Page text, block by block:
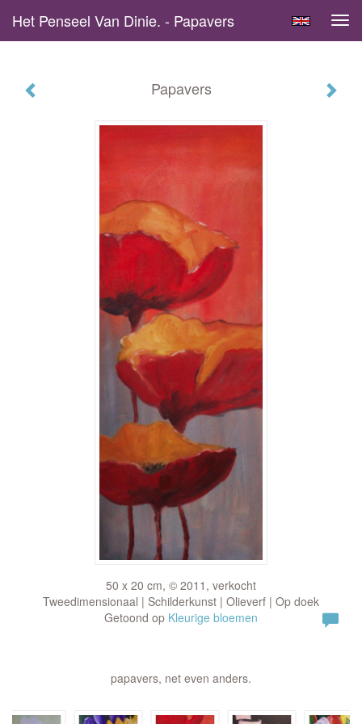
Het Penseel Van Dinie. - Papavers
Papavers
50 x 20 cm, © 2011, verkocht
Tweedimensionaal | Schilderkunst | Olieverf | Op doek
Getoond op Kleurige bloemen
papavers, net even anders.